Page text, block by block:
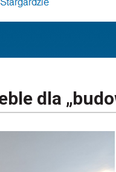
dla